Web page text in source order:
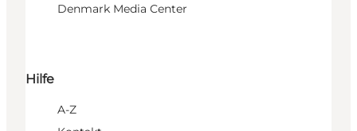
Denmark Media Center
Hilfe
A-Z